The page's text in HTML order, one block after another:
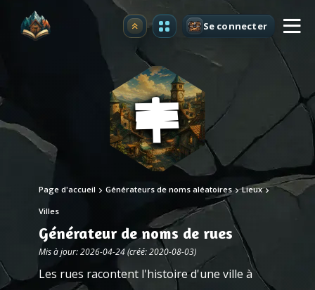
Premium Se connecter
Page d'accueil Générateurs de noms aléatoires Lieux
Villes
Générateur de noms de rues
Mis à jour: 2026-04-24 (créé: 2020-08-03)
Les rues racontent l'histoire d'une ville à